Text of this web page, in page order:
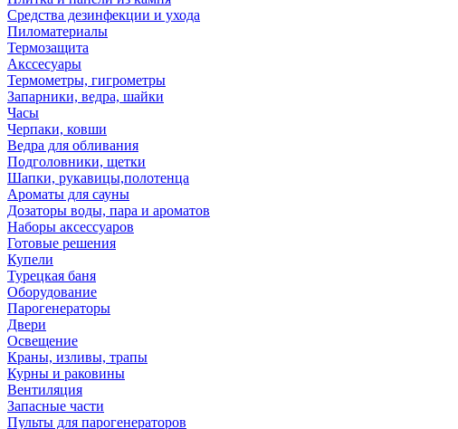
Средства дезинфекции и ухода
Пиломатериалы
Термозащита
Аксcесуары
Термометры, гигрометры
Запарники, ведра, шайки
Часы
Черпаки, ковши
Ведра для обливания
Подголовники, щетки
Шапки, рукавицы,полотенца
Ароматы для сауны
Дозаторы воды, пара и ароматов
Наборы аксессуаров
Готовые решения
Купели
Турецкая баня
Оборудование
Парогенераторы
Двери
Освещение
Краны, изливы, трапы
Курны и раковины
Вентиляция
Запасные части
Пульты для парогенераторов